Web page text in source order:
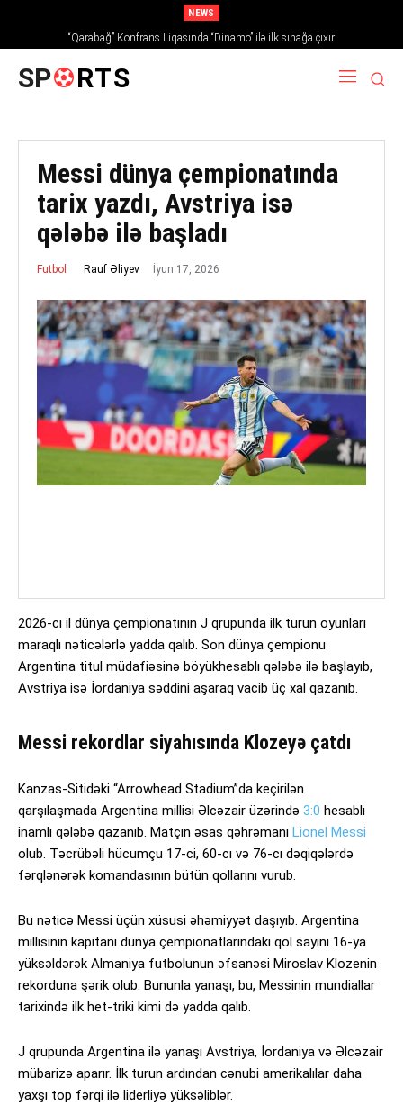
NEWS
“Qarabağ” Konfrans Liqasında “Dinamo” ilə ilk sınağa çıxır
SP RTS
Messi dünya çempionatında
tarix yazdı, Avstriya isə
qələbə ilə başladı
Futbol Rauf Əliyev İyun 17, 2026
2026-cı il dünya çempionatının J qrupunda ilk turun oyunları
maraqlı nəticələrlə yadda qalıb. Son dünya çempionu
Argentina titul müdafiəsinə böyükhesablı qələbə ilə başlayıb,
Avstriya isə İordaniya səddini aşaraq vacib üç xal qazanıb.
Messi rekordlar siyahısında Klozeyə çatdı
Kanzas-Sitidəki “Arrowhead Stadium”da keçirilən
qarşılaşmada Argentina millisi Əlcəzair üzərində 3:0 hesablı
inamlı qələbə qazanıb. Matçın əsas qəhrəmanı Lionel Messi
olub. Təcrübəli hücumçu 17-ci, 60-cı və 76-cı dəqiqələrdə
fərqlənərək komandasının bütün qollarını vurub.
Bu nəticə Messi üçün xüsusi əhəmiyyət daşıyıb. Argentina
millisinin kapitanı dünya çempionatlarındakı qol sayını 16-ya
yüksəldərək Almaniya futbolunun əfsanəsi Miroslav Klozenin
rekorduna şərik olub. Bununla yanaşı, bu, Messinin mundiallar
tarixində ilk het-triki kimi də yadda qalıb.
J qrupunda Argentina ilə yanaşı Avstriya, İordaniya və Əlcəzair
mübarizə aparır. İlk turun ardından cənubi amerikalılar daha
yaxşı top fərqi ilə liderliyə yüksəliblər.